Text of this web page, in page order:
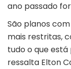
ano passado
São planos
mais restritas,
tudo o que
ressalta Elton